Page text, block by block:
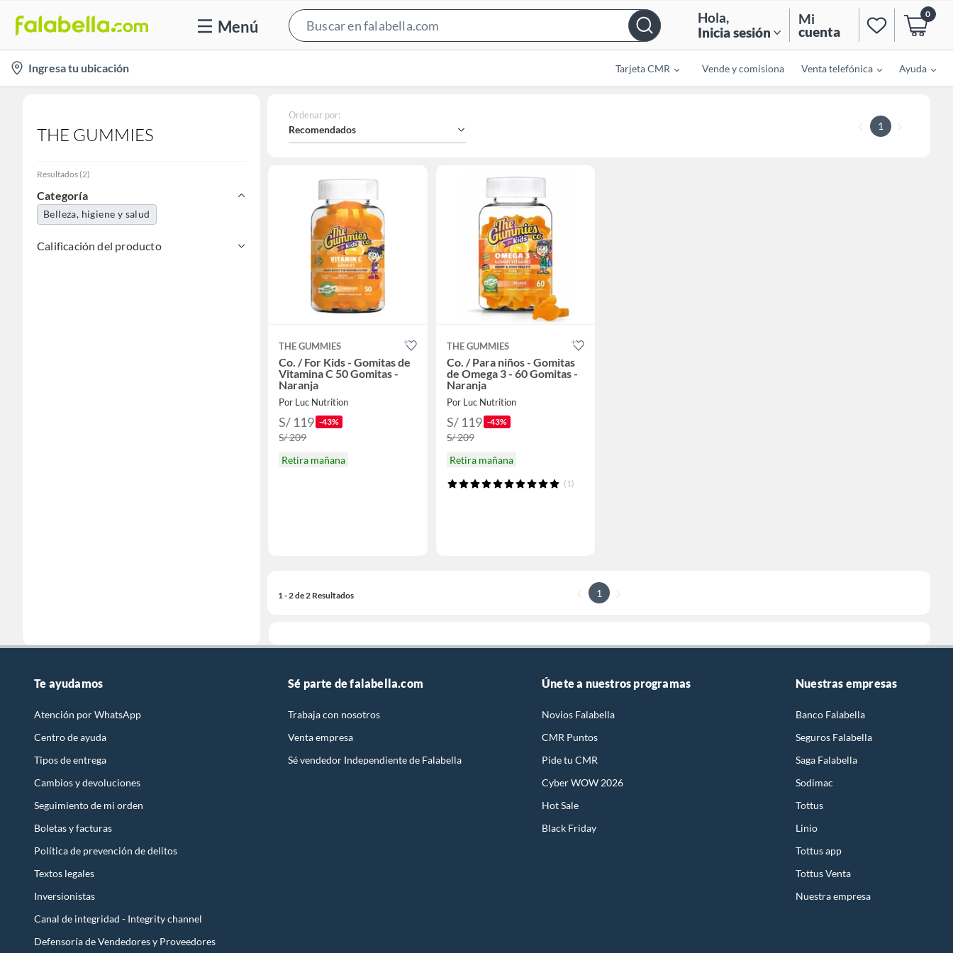
Menú
Bar
Hola,
Inicia sesión
Mi
cuenta
0
location-
icon
Ingresa tu ubicación Tarjeta CMR Vende y comisiona Venta telefónica Ayuda
THE GUMMIES
Resultados (2)
Categoría
Belleza, higiene y salud
Calificación del producto
Ordenar por:
Recomendados 1
THE GUMMIES
Co. / For Kids - Gomitas de
Vitamina C 50 Gomitas -
Naranja
Por Luc Nutrition
S/ 119 -43%
S/ 209
Retira mañana
THE GUMMIES
Co. / Para niños - Gomitas
de Omega 3 - 60 Gomitas -
Naranja
Por Luc Nutrition
S/ 119 -43%
S/ 209
Retira mañana
(1)
1 - 2 de 2 Resultados 1
Te ayudamos
Atención por WhatsApp
Centro de ayuda
Tipos de entrega
Cambios y devoluciones
Seguimiento de mi orden
Boletas y facturas
Política de prevención de delitos
Textos legales
Inversionistas
Canal de integridad - Integrity channel
Defensoría de Vendedores y Proveedores
Sé parte de falabella.com
Trabaja con nosotros
Venta empresa
Sé vendedor Independiente de Falabella
Únete a nuestros programas
Novios Falabella
CMR Puntos
Pide tu CMR
Cyber WOW 2026
Hot Sale
Black Friday
Nuestras empresas
Banco Falabella
Seguros Falabella
Saga Falabella
Sodimac
Tottus
Linio
Tottus app
Tottus Venta
Nuestra empresa